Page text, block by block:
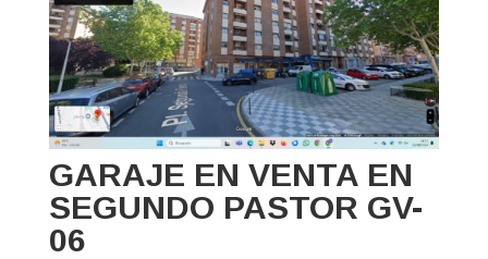
GARAJE EN VENTA EN
SEGUNDO PASTOR GV-
06